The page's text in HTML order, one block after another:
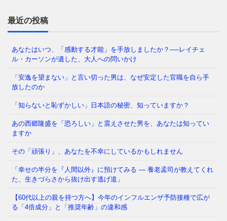
1969年、サンフランシスコ海軍通信局。トップシーク
ラスカ沖から届いた一
⇒ 続きを読む
「そんなの常識でしょ」 私たちは毎日、当たり前の
し本当に正義が存在するなら、刑務所は貧しい人々で
はなく、政治家でいっぱい
最近の投稿
あなたはいつ、「感動する才能」を手放しましたか？──レイチェ
ル・カーソンが遺した、大人への問いかけ
「安逸を望まない」と言い切った男は、なぜ安定した官職を自ら手
放したのか
「知らないと恥ずかしい」日本語の秘密、知っていますか？
あの西郷隆盛を「恐ろしい」と震えさせた男を、あなたは知ってい
ますか
その「頑張り」、あなたを不幸にしているかもしれません
「幸せの半分を『人間以外』に預けてみる ― 養老孟司が教えてくれ
た、生きづらさから抜け出す逃げ道」
【60代以上の親を持つ方へ】今年のインフルエンザ予防接種で広が
る「4倍成分」と「推奨年齢」の違和感